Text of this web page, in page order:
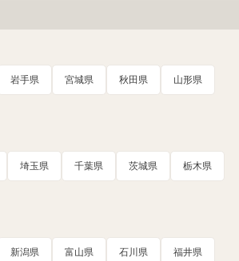
岩手県 宮城県 秋田県 山形県
埼玉県 千葉県 茨城県 栃木県
新潟県 富山県 石川県 福井県